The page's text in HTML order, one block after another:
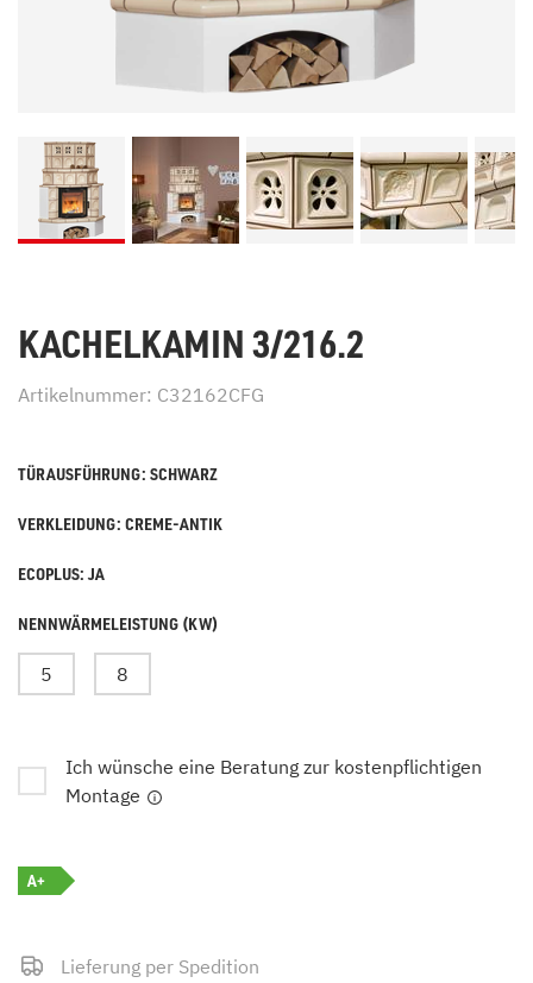
KACHELKAMIN 3/216.2
Artikelnummer: C32162CFG
TÜRAUSFÜHRUNG: SCHWARZ
VERKLEIDUNG: CREME-ANTIK
ECOPLUS: JA
NENNWÄRMELEISTUNG (KW)
5 8
Ich wünsche eine Beratung zur kostenpflichtigen
Montage
A+
Lieferung per Spedition